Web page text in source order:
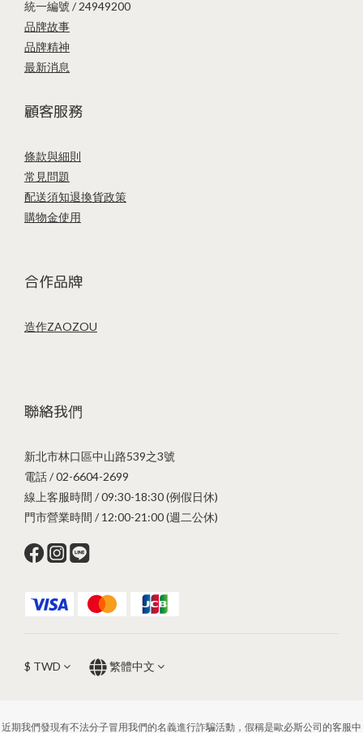
統一編號 / 24949200
品牌故事
品牌精神
最新消息
顧客服務
條款與細則
常見問題
配送須知退換貨政策
購物金使用
合作品牌
造作ZAOZOU
聯絡我們
新北市林口區中山路539之3號
電話 / 02-6604-2699
線上客服時間 / 09:30-18:30 (例假日休)
門市營業時間 / 12:00-21:00 (週二公休)
$ TWD 繁體中文
近期我們發現有不法分子冒用我們的名義進行詐騙活動，假稱是歐必斯公司的客服中